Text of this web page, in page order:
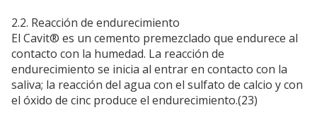
2.2. Reacción de endurecimiento
El Cavit® es un cemento premezclado que endurece al
contacto con la humedad. La reacción de
endurecimiento se inicia al entrar en contacto con la
saliva; la reacción del agua con el sulfato de calcio y con
el óxido de cinc produce el endurecimiento.(23)